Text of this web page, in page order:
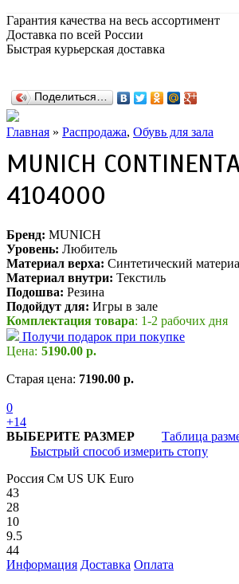
Гарантия качества на весь ассортимент
Доставка по всей России
Быстрая курьерская доставка
Поделиться…
Главная » Распродажа, Обувь для зала
MUNICH
4104000
Бренд: MUNICH
Уровень: Любитель
Материал верха: Синтетический
Материал внутри: Текстиль
Подошва: Резина
Подойдут для: Игры в зале
Комплектация товара: 1-2 рабочих дня
Получи подарок при покупке
Цена: 5190.00 р.
Старая цена: 7190.00 р.
0
+14
ВЫБЕРИТЕ РАЗМЕР
Таблица
Быстрый способ измерить стопу
Россия См US UK Euro
43
28
10
9.5
44
Информация Доставка Оплата